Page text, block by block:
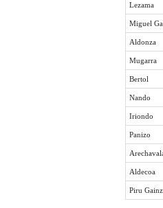
Lezama
Miguel
Aldonza
Mugarra
Bertol
Nando
Iriondo
Panizo
Aldecoa
Piru